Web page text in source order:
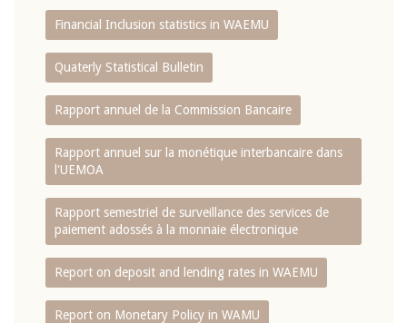
Financial Inclusion statistics in WAEMU
Quaterly Statistical Bulletin
Rapport annuel de la Commission Bancaire
Rapport annuel sur la monétique interbancaire dans
l'UEMOA
Rapport semestriel de surveillance des services de
paiement adossés à la monnaie électronique
Report on deposit and lending rates in WAEMU
Report on Monetary Policy in WAMU